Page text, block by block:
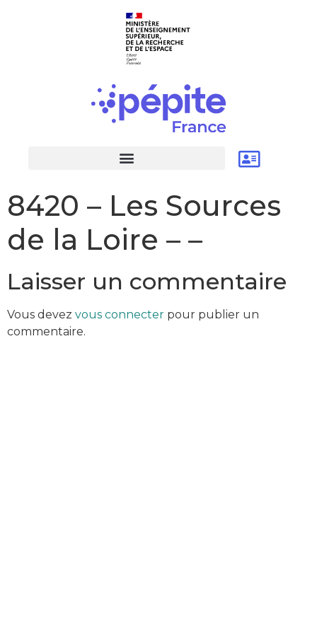
8420 – Les Sources
de la Loire – –
Laisser un commentaire
Vous devez vous connecter pour publier un
commentaire.